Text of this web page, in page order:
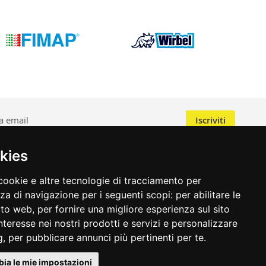
e altre tecnologie di tracciamento per
di navigazione per i seguenti scopi: per abilitare le
web, per fornire una migliore esperienza sul sito
nei nostri prodotti e servizi e personalizzare
, per pubblicare annunci più pertinenti per te.
le mie impostazioni
Iscriviti